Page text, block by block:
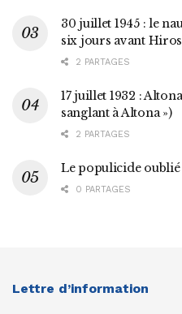
30 juillet 1945 : le
six jours avant
2 PARTAGES
17 juillet 1932 :
sanglant à Altona »)
2 PARTAGES
Le populicide oublié
0 PARTAGES
Lettre d’information